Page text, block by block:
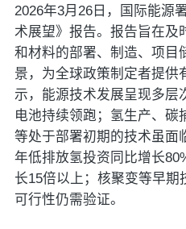
2026年3月26日，国际能源
术展望》报告。报告旨在及
和材料的部署、制造、项目
景，为全球政策制定者提供
示，能源技术发展呈现多层
电池持续领跑；氢生产、碳
等处于部署初期的技术虽面
年低排放氢投资同比增长
长15倍以上；核聚变等早
可行性仍需验证。